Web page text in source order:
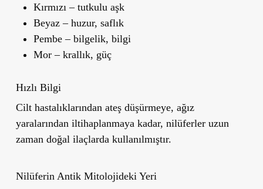
Kırmızı – tutkulu aşk
Beyaz– huzur, saflık
Pembe– bilgelik, bilgi
Mor– krallık, güç
Hızlı Bilgi
Cilt hastalıklarından ateş düşürmeye, ağız
yaralarından iltihaplanmaya kadar, nilüferler uzun
zaman doğal ilaçlarda kullanılmıştır.
Nilüferin Antik Mitolojideki Yeri